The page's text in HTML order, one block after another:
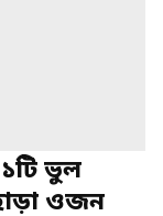
ভুল
ওজন